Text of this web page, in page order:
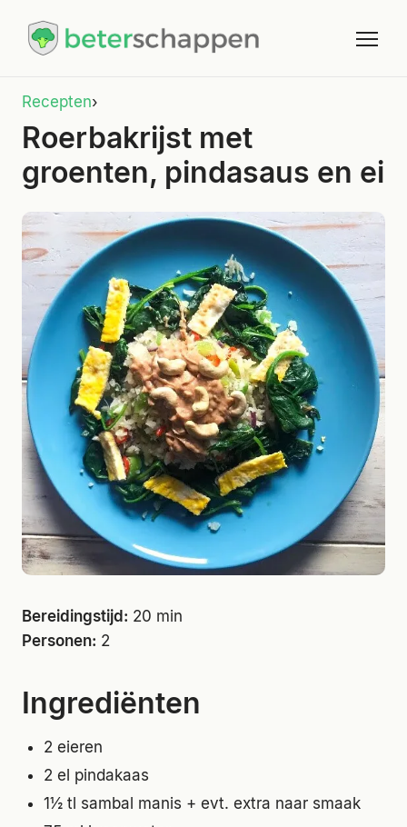
Recepten›
Roerbakrijst met
groenten, pindasaus en ei
Bereidingstijd: 20 min
Personen: 2
Ingrediënten
2 eieren
2 el pindakaas
1½ tl sambal manis + evt. extra naar smaak